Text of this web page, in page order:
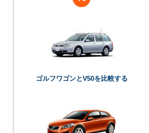
ゴルフワゴンとV50を比較する